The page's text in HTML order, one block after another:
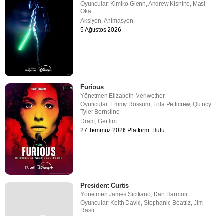
Oyuncular: Kimiko Glenn,Andrew Kishino, Masi
Oka
Aksiyon,Animasyon
5 Ağustos 2026
Furious
Yönetmen Elizabeth Meriwether
Oyuncular: Emmy Rossum Lola Petticrew,Quincy
Tyler Bernstine
Dram ,Gerilim
27 Temmuz 2026 Platform: Hulu
President Curtis
YönetmenJames Siciliano, Dan Harmon
Oyuncular: Keith David ,Stephanie Beatriz,Jim
Rash